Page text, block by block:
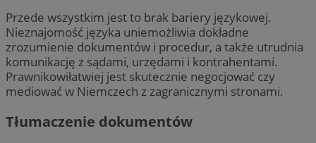
Przede wszystkim jest to brak bariery językowej.
Nieznajomość języka uniemożliwia dokładne
zrozumienie dokumentów i procedur, a także utrudnia
komunikację z sądami, urzędami i kontrahentami.
Prawnikowiłatwiej jest skutecznie negocjować czy
mediować w Niemczech z zagranicznymi stronami.
Tłumaczenie dokumentów